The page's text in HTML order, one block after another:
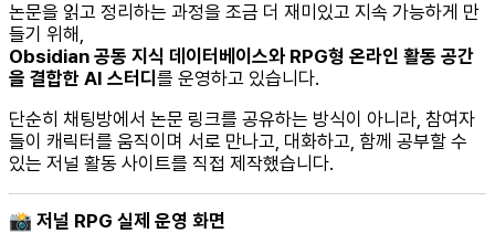
논문을 읽고 정리하는 과정을 조금 더 재미있고 지속 가능하게 만
들기 위해,
Obsidian 공동 지식 데이터베이스와 RPG형 온라인 활동 공간
을 결합한 AI 스터디 를 운영하고 있습니다.
단순히 채팅방에서 논문 링크를 공유하는 방식이 아니라, 참여자
들이 캐릭터를 움직이며 서로 만나고, 대화하고, 함께 공부할 수
있는 저널 활동 사이트를 직접 제작했습니다.
📸 저널 RPG 실제 운영 화면